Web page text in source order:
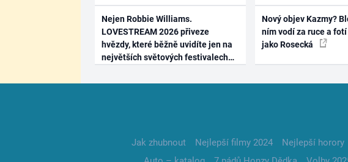
Nejen Robbie Williams.
LOVESTREAM 2026 přiveze
hvězdy, které běžně uvidíte jen na
největších světových festivalech
Nový objev Kazmy?
ním vodí za ruce a
jako Rosecká
Jak zhubnout Nejlepší filmy 2024 Nejlepší horory